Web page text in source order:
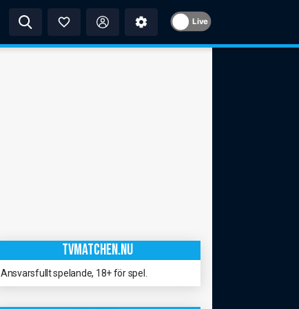
Live
TVMATCHEN.NU
Ansvarsfullt spelande, 18+ för spel.